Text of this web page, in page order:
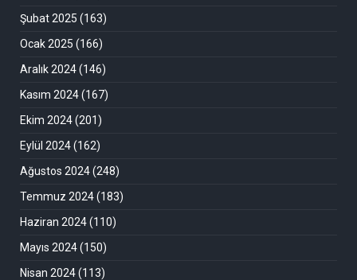
Şubat 2025 (163)
Ocak 2025 (166)
Aralık 2024(146)
Kasım 2024(167)
Ekim 2024(201)
Eylül 2024(162)
Ağustos 2024(248)
Temmuz 2024(183)
Haziran 2024(110)
Mayıs 2024(150)
Nisan 2024(113)